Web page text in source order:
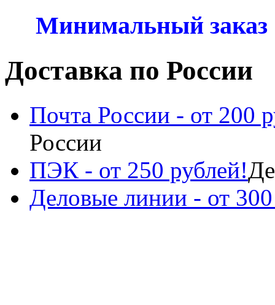
Минимальный заказ
Доставка по России
Почта России - от 200
России
ПЭК - от 250 рублей!
Деловые линии - от